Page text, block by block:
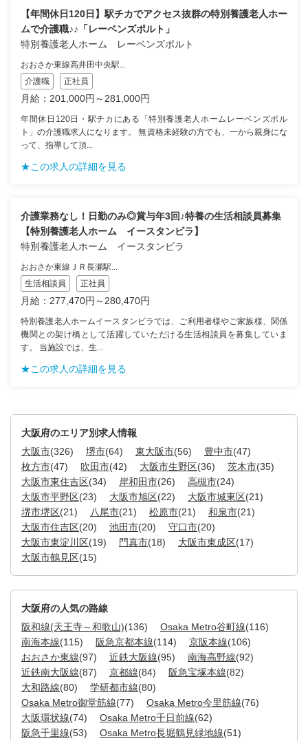
【年間休日120日】駅チカでアクセス抜群の特別養護老人ホー
ムで介護職♪♪「レーベンズポルト」
特別養護老人ホーム レーベンズポルト
おおさか東線高井田中央駅...
介護職
正社員
月給：201,000円～281,000円
年間休日120日・駅チカにある「特別養護老人ホームレーベンズポル
ト」の介護職求人になります。 無資格未経験の方でも、一から親身にな
って、指導して頂...
★この求人の詳細を見る
介護業務なし！日勤のみ◎賞与年3回♪特養の生活相談員募集
【特別養護老人ホーム イースタンビラ】
特別養護老人ホーム イースタンビラ
おおさか東線ＪＲ長瀬駅...
生活相談員
正社員
月給：277,470円～280,470円
特別養護老人ホームイースタンビラでは、ご利用者様やご家族様、関係
機関との架け橋として活躍していただける生活相談員を募集していま
す。 当施設では、生...
★この求人の詳細を見る
大阪府のエリア別求人情報
大阪市(326) 堺市(64) 東大阪市(56) 豊中市(47)
枚方市(47) 吹田市(42) 大阪市生野区(36) 茨木市(35)
大阪市東住吉区(34) 岸和田市(26) 高槻市(24)
大阪市平野区(23) 大阪市旭区(22) 大阪市城東区(21)
堺市堺区(21) 八尾市(21) 松原市(21) 和泉市(21)
大阪市住吉区(20) 池田市(20) 守口市(20)
大阪市東淀川区(19) 門真市(18) 大阪市東成区(17)
大阪市鶴見区(15)
大阪府の人気の路線
阪和線(天王寺～和歌山)(136) Osaka Metro谷町線(116)
南海本線(115) 阪急京都本線(114) 京阪本線(106)
おおさか東線(97) 近鉄大阪線(95) 南海高野線(92)
近鉄南大阪線(87) 京都線(84) 阪急宝塚本線(82)
大和路線(80) 学研都市線(80)
Osaka Metro御堂筋線(77) Osaka Metro今里筋線(76)
大阪環状線(74) Osaka Metro千日前線(62)
阪急千里線(53) Osaka Metro長堀鶴見緑地線(51)